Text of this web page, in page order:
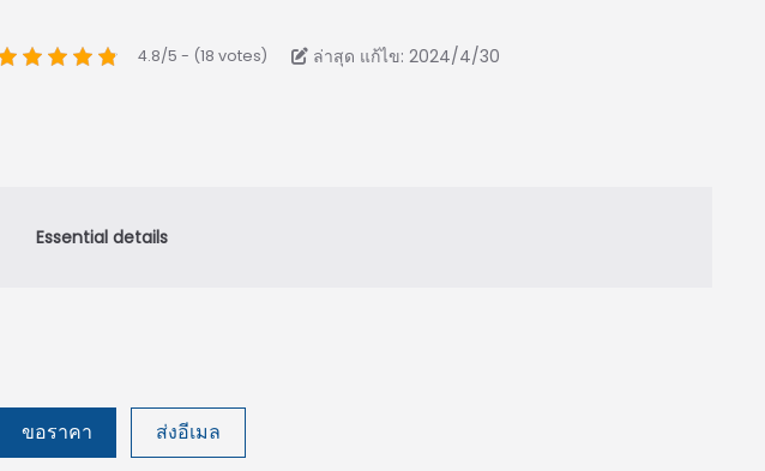
4.8/5 - (18 votes) ล่าสุด แก้ไข: 2024/4/30
ขอราคา ส่งอีเมล